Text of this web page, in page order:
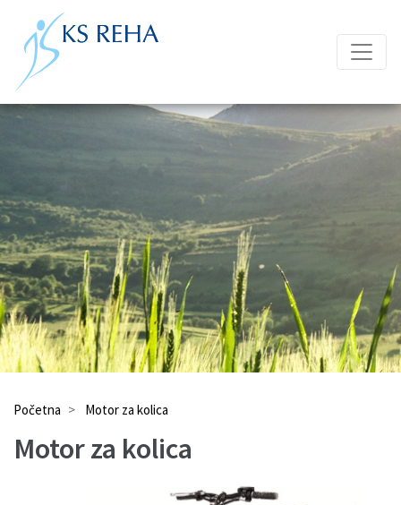
Početna Motor za kolica
Motor za kolica